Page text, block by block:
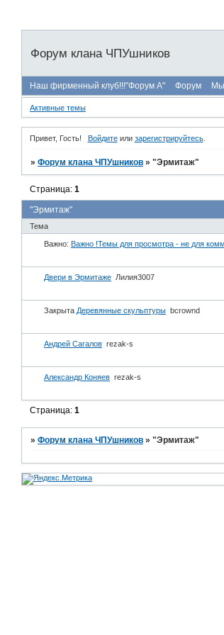
Форум клана ЧПУшников
Наш фирменный клуб!!!"Форум А" Форум
Активные темы
Привет, Гость! Войдитеили зарегистрируйтесь.
»Форум клана ЧПУшников »"Эрмитаж"
"Эрмитаж"
Страница:1
Тема
Важно: Важно !Темы для просмотра - не для
Двери в Эрмитаже Лилия3007
Закрыта Деревянные скульптуры bcrownd
Андрей Сагалов rezak-s
Александр Коняев rezak-s
Страница:1
»Форум клана ЧПУшников »"Эрмитаж"